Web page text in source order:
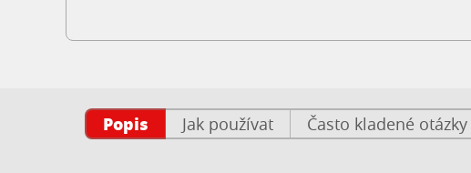
Popis Jak používat Často kladené otázky